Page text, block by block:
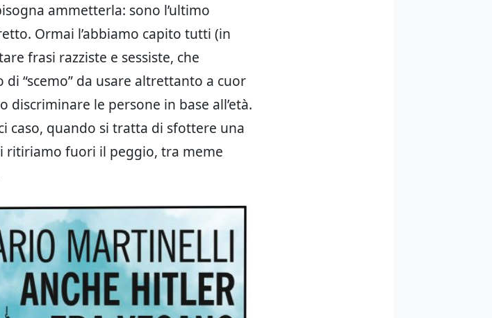
ammetterla: sono l’ultimo
Ormai l’abbiamo capito tutti (in
frasi razziste e sessiste, che
“scemo” da usare altrettanto a cuor
le persone in base all’età.
caso, quando si tratta di sfottere una
ritiriamo fuori il peggio, tra meme